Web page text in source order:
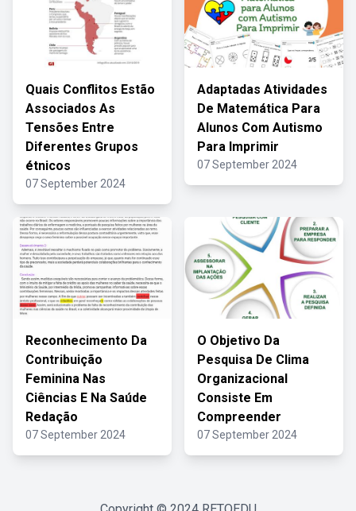
Quais Conflitos Estão
Associados As
Tensões Entre
Diferentes Grupos
étnicos
07 September 2024
Adaptadas Atividades
De Matemática Para
Alunos Com Autismo
Para Imprimir
07 September 2024
Reconhecimento Da
Contribuição
Feminina Nas
Ciências E Na Saúde
Redação
07 September 2024
O Objetivo Da
Pesquisa De Clima
Organizacional
Consiste Em
Compreender
07 September 2024